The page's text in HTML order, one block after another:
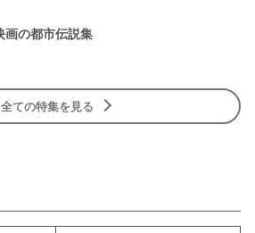
画の都市伝説集
全ての特集を見る